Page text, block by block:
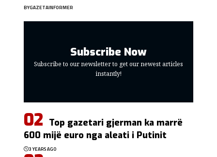
BYGAZETAINFORMER
Subscribe Now
Subscribe to our newsletter to get our newest articles
instantly!
Top gazetari gjerman ka marrë
600 mijë euro nga aleati i Putinit
3 YEARS AGO